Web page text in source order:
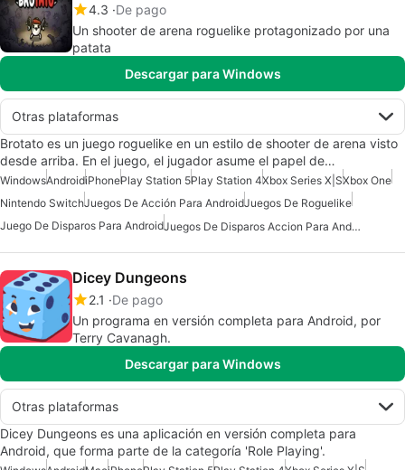
4.3 De pago
Un shooter de arena roguelike protagonizado por una
patata
Descargar para Windows
Otras plataformas
Brotato es un juego roguelike en un estilo de shooter de arena visto
desde arriba. En el juego, el jugador asume el papel de…
WindowsAndroidiPhonePlay Station 5Play Station 4Xbox Series X|SXbox One
Nintendo SwitchJuegos De Acción Para AndroidJuegos De Roguelike
Juego De Disparos Para Android
Juegos De Disparos Accion Para Android
Dicey Dungeons
2.1
De pago
Un programa en versión completa para Android, por
Terry Cavanagh.
Descargar para Windows
Otras plataformas
Dicey Dungeons es una aplicación en versión completa para
Android, que forma parte de la categoría 'Role Playing'.